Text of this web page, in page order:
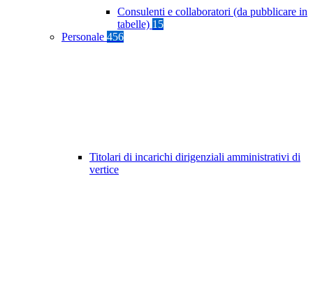
Consulenti e collaboratori (da pubblicare in
tabelle) 15
Personale 456
Titolari di incarichi dirigenziali amministrativi di
vertice